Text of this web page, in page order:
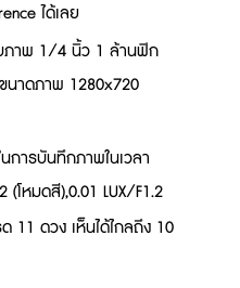
ได้เลย
ภาพ 1/4 นิ้ว 1 ล้านฟิก
นาดภาพ 1280x720
การบันทึกภาพในเวลา
(โหมดสี),0.01 LUX/F1.2
11 ดวง เห็นได้ไกลถึง 10